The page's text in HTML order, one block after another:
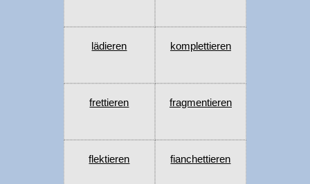
lädieren komplettieren
frettieren fragmentieren
flektieren fianchettieren